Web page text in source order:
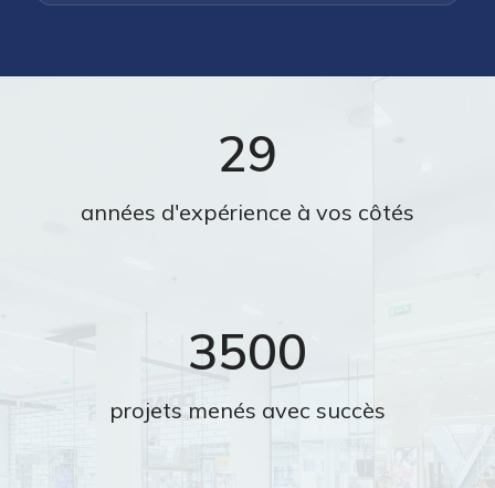
29
années d'expérience à vos côtés
3500
projets menés avec succès